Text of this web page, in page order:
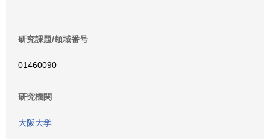
研究課題/領域番号
01460090
研究機関
大阪大学